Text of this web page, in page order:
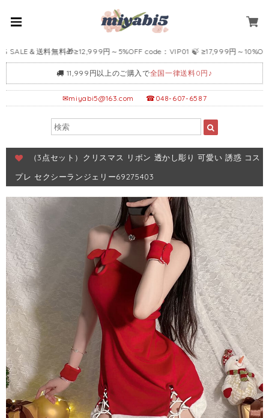
＆送料無料🎁≥12,999円～5%OFF code：VIP01 🍃 ≥17,999円～10%OFF
11,999円以上のご購入で全国一律送料0円♪
✉miyabi5@163.com ☎048-607-6587
（3点セット）クリスマス リボン 透かし彫り 可愛い 誘惑 コス
プレ セクシーランジェリー69275403